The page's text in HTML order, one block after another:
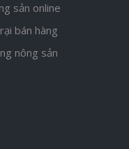
sản online
bán hàng
nông sản